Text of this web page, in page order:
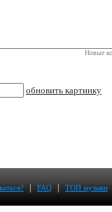
Новые
обновить картинку
| FAQ | ТОП музыки